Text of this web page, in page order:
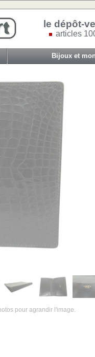
le dépôt-
articles
Bijoux et
pour agrandir l'image.